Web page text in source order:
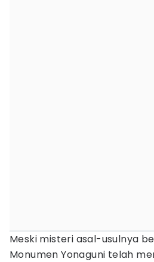
Meski misteri asal-usulnya
Monumen Yonaguni telah